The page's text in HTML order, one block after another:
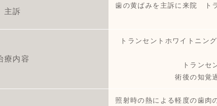
主訴
歯の黄ばみを主訴に来院 ト
療内容
トランセントホワイトニン
トランセ
術後の知覚
照射時の熱による軽度の歯肉